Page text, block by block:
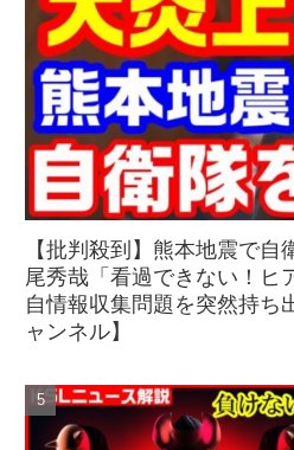
【批判殺到】熊本地震で
尾秀哉「看過できない！ヒ
自情報収集問題を突然持ち
ャンネル】